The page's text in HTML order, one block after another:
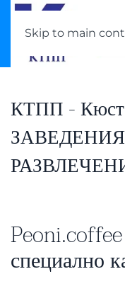
Skip to main
КТПП -
специално